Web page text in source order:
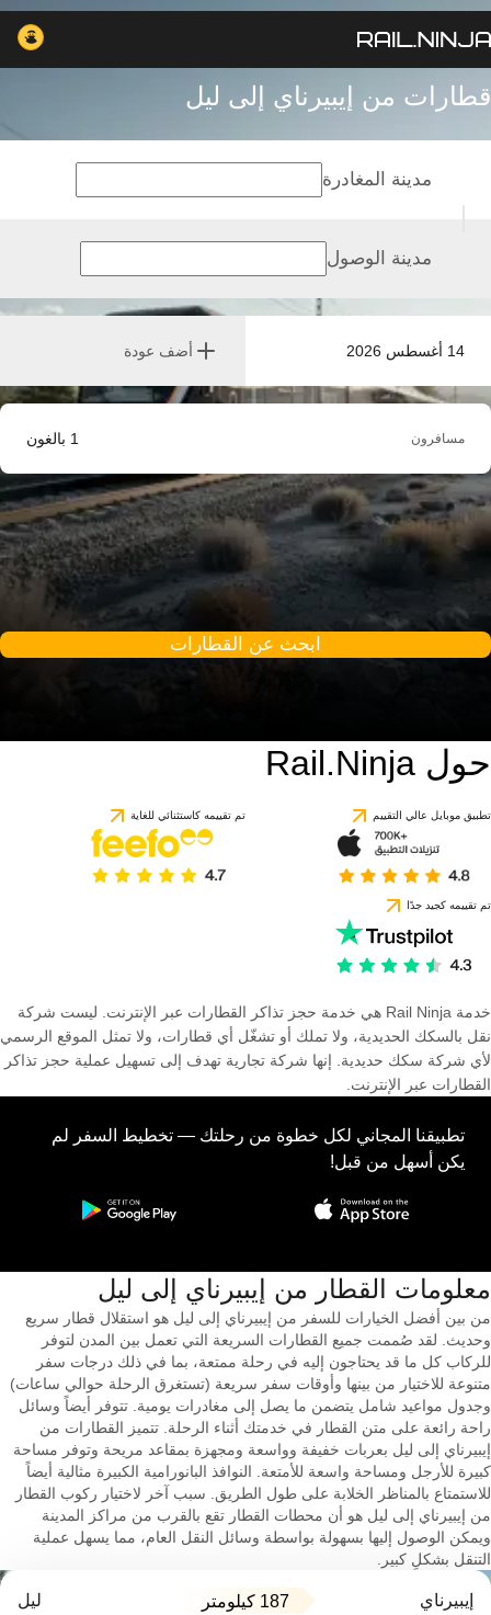
قطارات من إيبيرناي إلى ليل
14 أغسطس 2026 أضف عودة
مدينة المغادرة
مدينة الوصول
مسافرون 1 بالغون
ابحث عن القطارات
حول Rail.Ninja
تطبيق موبايل عالي التقييم تم تقييمه كاستثنائي للغاية
تم تقييمه كجيد جدًا
خدمة Rail Ninja هي خدمة حجز تذاكر القطارات عبر الإنترنت. ليست شركة
نقل بالسكك الحديدية، ولا تملك أو تشغّل أي قطارات، ولا تمثل الموقع الرسمي
لأي شركة سكك حديدية. إنها شركة تجارية تهدف إلى تسهيل عملية حجز تذاكر
القطارات عبر الإنترنت.
تطبيقنا المجاني لكل خطوة من رحلتك — تخطيط السفر لم
يكن أسهل من قبل!
معلومات القطار من ‎إيبيرناي إلى ‎ليل
من بين أفضل الخيارات للسفر من إيبيرناي إلى ليل هو استقلال قطار سريع
وحديث. لقد صُممت جميع القطارات السريعة التي تعمل بين المدن لتوفر
للركاب كل ما قد يحتاجون إليه في رحلة ممتعة، بما في ذلك درجات سفر
متنوعة للاختيار من بينها وأوقات سفر سريعة (تستغرق الرحلة حوالي ساعات)
وجدول مواعيد شامل يتضمن ما يصل إلى مغادرات يومية. تتوفر أيضاً وسائل
راحة رائعة على متن القطار في خدمتك أثناء الرحلة. تتميز القطارات من
إيبيرناي إلى ليل بعربات خفيفة وواسعة ومجهزة بمقاعد مريحة وتوفر مساحة
كبيرة للأرجل ومساحة واسعة للأمتعة. النوافذ البانورامية الكبيرة مثالية أيضاً
للاستمتاع بالمناظر الخلابة على طول الطريق. سبب آخر لاختيار ركوب القطار
من إيبيرناي إلى ليل هو أن محطات القطار تقع بالقرب من مراكز المدينة
ويمكن الوصول إليها بسهولة بواسطة وسائل النقل العام، مما يسهل عملية
التنقل بشكلٍ كبير.
إيبيرناي 187 كيلومتر ليل